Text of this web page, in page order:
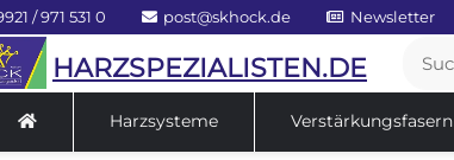
/ 971 531 0 post@skhock.de Newsletter
HARZSPEZIALISTEN.DE
Harzsysteme Verstärkungsfasern